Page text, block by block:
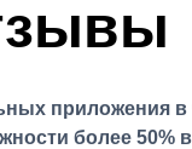
приложения в
более 50%